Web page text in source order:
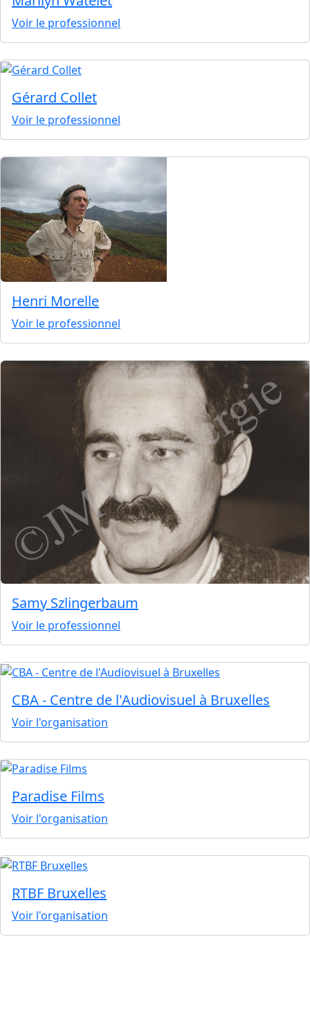
Voir le professionnel
Gérard Collet
Voir le professionnel
Henri Morelle
Voir le professionnel
Samy Szlingerbaum
Voir le professionnel
CBA - Centre de l'Audiovisuel à Bruxelles
Voir l'organisation
Paradise Films
Voir l'organisation
RTBF Bruxelles
Voir l'organisation